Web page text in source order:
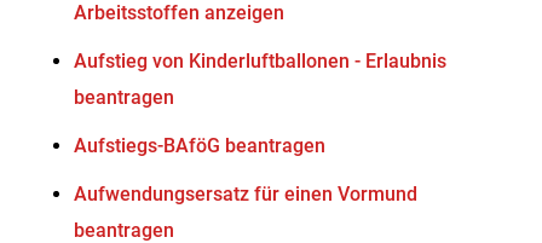
Arbeitsstoffen anzeigen
Aufstieg von Kinderluftballonen - Erlaubnis
beantragen
Aufstiegs-BAföG beantragen
Aufwendungsersatz für einen Vormund
beantragen